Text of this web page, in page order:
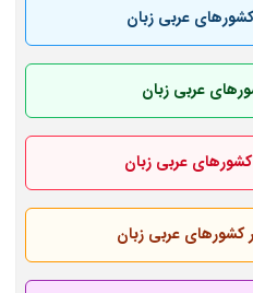
عربی زبان
عربی زبان
عربی زبان
کشورهای عربی زبان